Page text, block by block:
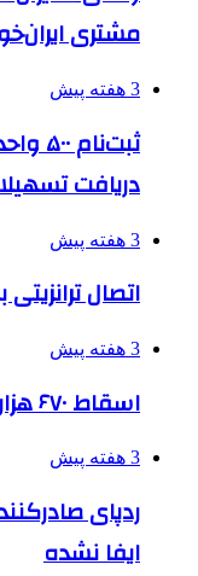
مشتری
3 هفته پیش
دریافت
3 هفته پیش
اتصال
3 هفته پیش
اسقاط ۶۷۰ هزار خودروی فرسوده طی ۳ سال
3 هفته پیش
ردپای
ایفا نشده